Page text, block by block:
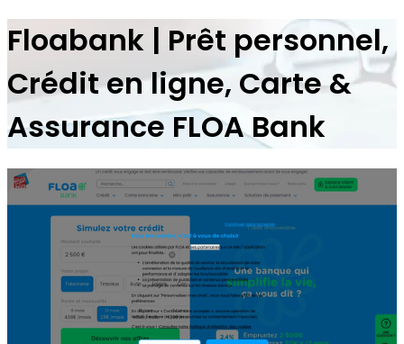
Floabank | Prêt personnel,
Crédit en ligne, Carte &
Assurance FLOA Bank